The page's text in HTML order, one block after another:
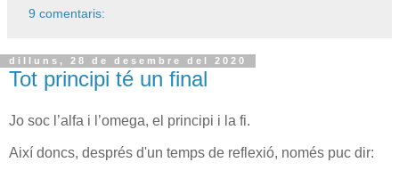
9 comentaris:
dilluns, 28 de desembre del 2020
Tot principi té un final
Jo soc l’alfa i l’omega, el principi i la fi.
Així doncs, després d'un temps de reflexió, només puc dir: